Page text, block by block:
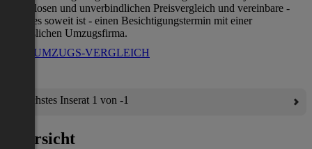
kostenlosen und unverbindlichen Preisvergleich und vereinbare -
wenn es soweit ist - einen Besichtigungstermin mit einer
verlässlichen Umzugsfirma.
ZUM UMZUGS-VERGLEICH
Nächstes Inserat 1 von -1
Übersicht